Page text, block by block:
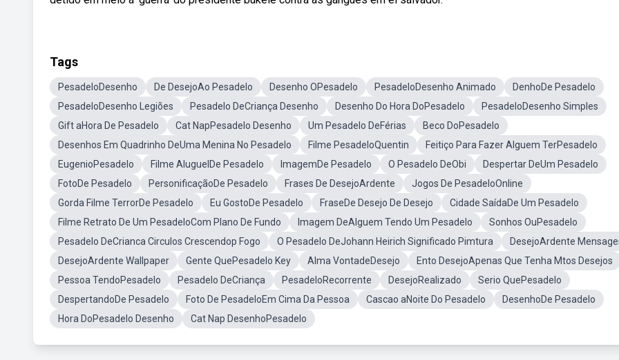
Tags
PesadeloDesenho De DesejoAo Pesadelo Desenho OPesadelo PesadeloDesenho Animado
DenhoDe Pesadelo
PesadeloDesenho Legiões
Pesadelo DeCriança Desenho Desenho Do Hora DoPesadelo
PesadeloDesenho Simples
Gift aHora De Pesadelo
Cat NapPesadelo Desenho Um Pesadelo DeFérias
Beco DoPesadelo
Desenhos Em Quadrinho DeUma Menina No Pesadelo
Filme PesadeloQuentin
Feitiço Para Fazer Alguem TerPesadelo
EugenioPesadelo
Filme AluguelDe Pesadelo ImagemDe Pesadelo O Pesadelo DeObi
Despertar DeUm Pesadelo
FotoDe Pesadelo
PersonificaçãoDe Pesadelo Frases De DesejoArdente
Jogos De PesadeloOnline
Gorda Filme TerrorDe Pesadelo
Eu GostoDe Pesadelo FraseDe Desejo De Desejo
Cidade SaídaDe Um Pesadelo
Filme Retrato De Um PesadeloCom Plano De Fundo
Imagem DeAlguem Tendo Um Pesadelo
Sonhos OuPesadelo
Pesadelo DeCrianca Circulos Crescendop Fogo
O Pesadelo DeJohann Heirich Significado Pimtura
DesejoArdente
DesejoArdente Wallpaper
Gente QuePesadelo Key Alma VontadeDesejo
Ento DesejoApenas Que Tenha Mtos Desejos
Pessoa TendoPesadelo
Pesadelo DeCriança PesadeloRecorrente DesejoRealizado
Serio QuePesadelo
DespertandoDe Pesadelo
Foto De PesadeloEm Cima Da Pessoa Cascao aNoite Do Pesadelo
DesenhoDe Pesadelo
Hora DoPesadelo Desenho
Cat Nap DesenhoPesadelo